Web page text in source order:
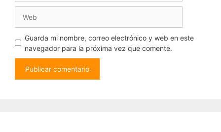
Guarda mi nombre, correo electrónico y web en este
navegador para la próxima vez que comente.